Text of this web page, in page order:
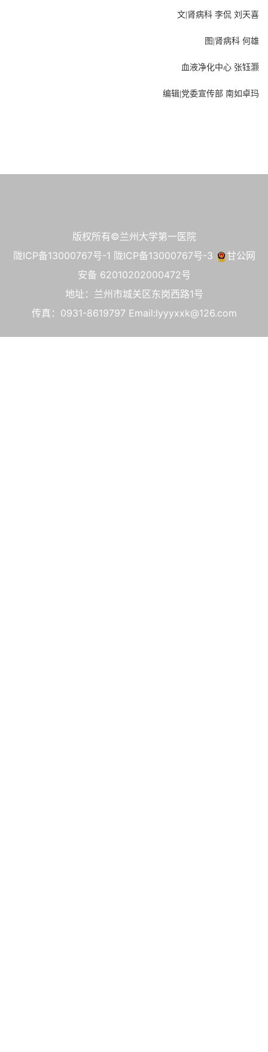
文|肾病科 李侃 刘天喜
图|肾病科 何雄
血液净化中心 张钰灏
编辑|党委宣传部 南如卓玛
版权所有©兰州大学第一医院
陇ICP备13000767号-1 陇ICP备13000767号-3
甘公网
安备 62010202000472号
地址：兰州市城关区东岗西路1号
传真：0931-8619797 Email:lyyyxxk@126.com